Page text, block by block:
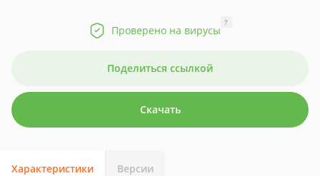
Проверено на вирусы
?
Поделиться ссылкой
Скачать
Характеристики Версии